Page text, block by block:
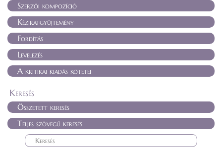
Szerzői kompozíció
Kéziratgyűjtemény
Fordítás
Levelezés
A kritikai kiadás kötetei
Keresés
Összetett keresés
Teljes szövegű keresés